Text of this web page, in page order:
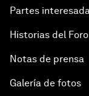
Partes
Historias del Foro
Notas de prensa
Galería de fotos